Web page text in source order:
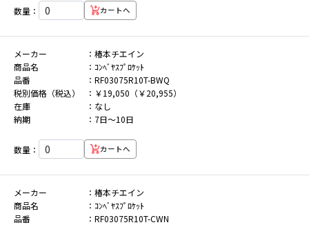
数量： カートへ
メーカー
椿本チエイン
商品名
ｺﾝﾍﾞﾔｽﾌﾟﾛｹｯﾄ
品番
RF03075R10T-BWQ
税別価格（税込）
￥19,050（￥20,955）
在庫
なし
納期
7日～10日
数量： カートへ
メーカー
椿本チエイン
商品名
ｺﾝﾍﾞﾔｽﾌﾟﾛｹｯﾄ
品番
RF03075R10T-CWN